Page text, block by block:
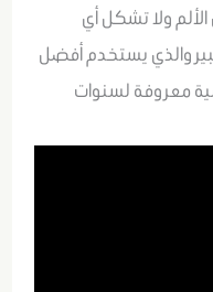
ولا تشكل أي
والذي يستخدم أفضل
معروفة لسنوات